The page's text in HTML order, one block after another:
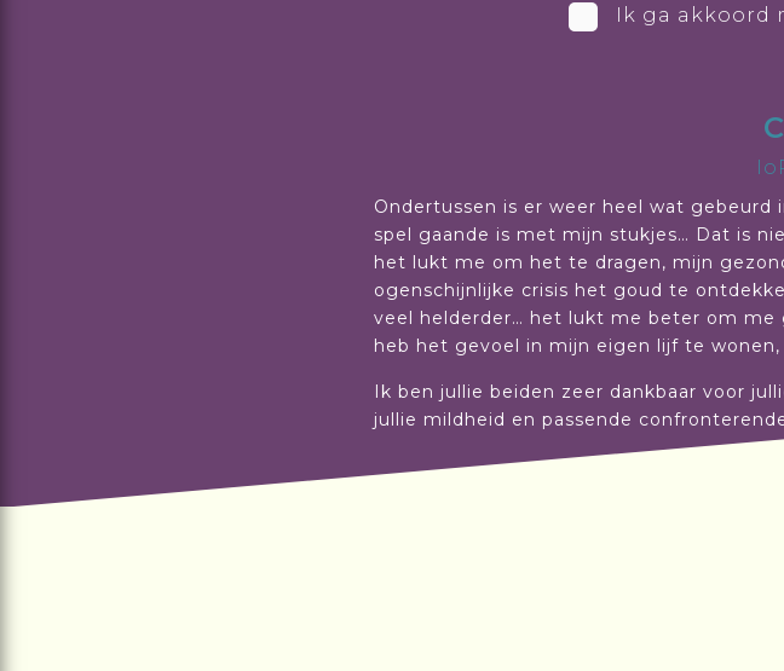
Ik ga akkoord
Ondertussen is er weer heel wat
spel gaande is met mijn stukjes… Dat is
het lukt me om het te dragen, mijn
ogenschijnlijke crisis het goud te
veel helderder… het lukt me beter om
heb het gevoel in mijn eigen lijf te wonen,
Ik ben jullie beiden zeer dankbaar voor
jullie mildheid en passende